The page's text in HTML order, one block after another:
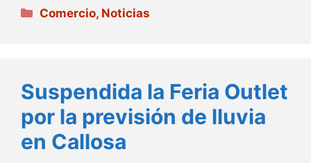
Categorías
Comercio, Noticias
Suspendida la Feria Outlet
por la previsión de lluvia
en Callosa